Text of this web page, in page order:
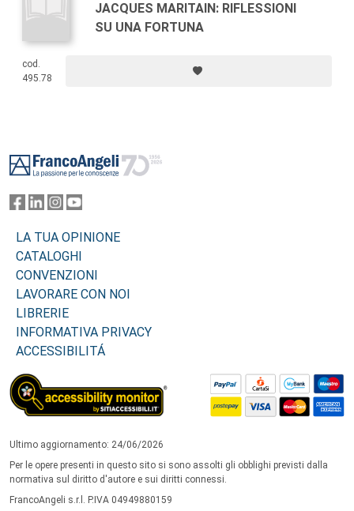
JACQUES MARITAIN: RIFLESSIONI
SU UNA FORTUNA
cod.
495.78
LA TUA OPINIONE
CATALOGHI
CONVENZIONI
LAVORARE CON NOI
LIBRERIE
INFORMATIVA PRIVACY
ACCESSIBILITÁ
Ultimo aggiornamento: 24/06/2026
Per le opere presenti in questo sito si sono assolti gli obblighi previsti dalla
normativa sul diritto d'autore e sui diritti connessi.
FrancoAngeli s.r.l. P.IVA 04949880159